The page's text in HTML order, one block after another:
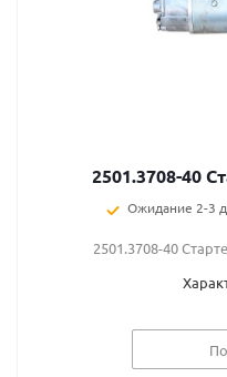
2501.3708-40
Ожидание 2-3
2501.3708-40